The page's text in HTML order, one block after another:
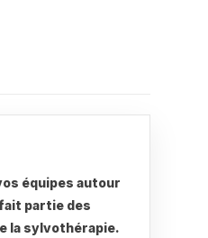
équipes autour
partie des
la sylvothérapie.